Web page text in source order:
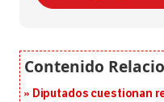
Diputados cuestionan